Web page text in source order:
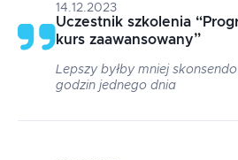
14.12.2023
Uczestnik szkolenia “
kurs zaawansowany”
Lepszy byłby mniej
godzin jednego dnia